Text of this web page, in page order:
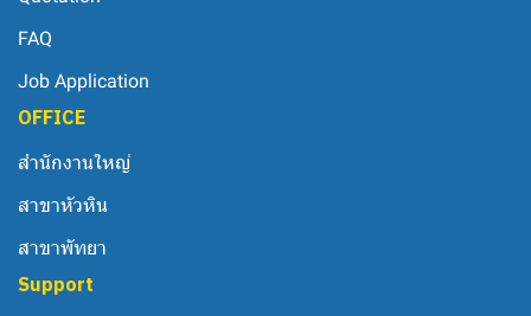
FAQ
Job Application
OFFICE
สำนักงานใหญ่
สาขาหัวหิน
สาขาพัทยา
Support